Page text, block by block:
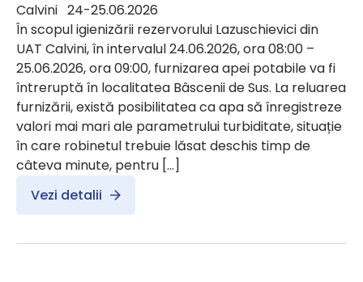
Calvini 24-25.06.2026
În scopul igienizării rezervorului Lazuschievici din
UAT Calvini, în intervalul 24.06.2026, ora 08:00 –
25.06.2026, ora 09:00, furnizarea apei potabile va fi
întreruptă în localitatea Bâscenii de Sus. La reluarea
furnizării, există posibilitatea ca apa să înregistreze
valori mai mari ale parametrului turbiditate, situație
în care robinetul trebuie lăsat deschis timp de
câteva minute, pentru […]
Vezi detalii